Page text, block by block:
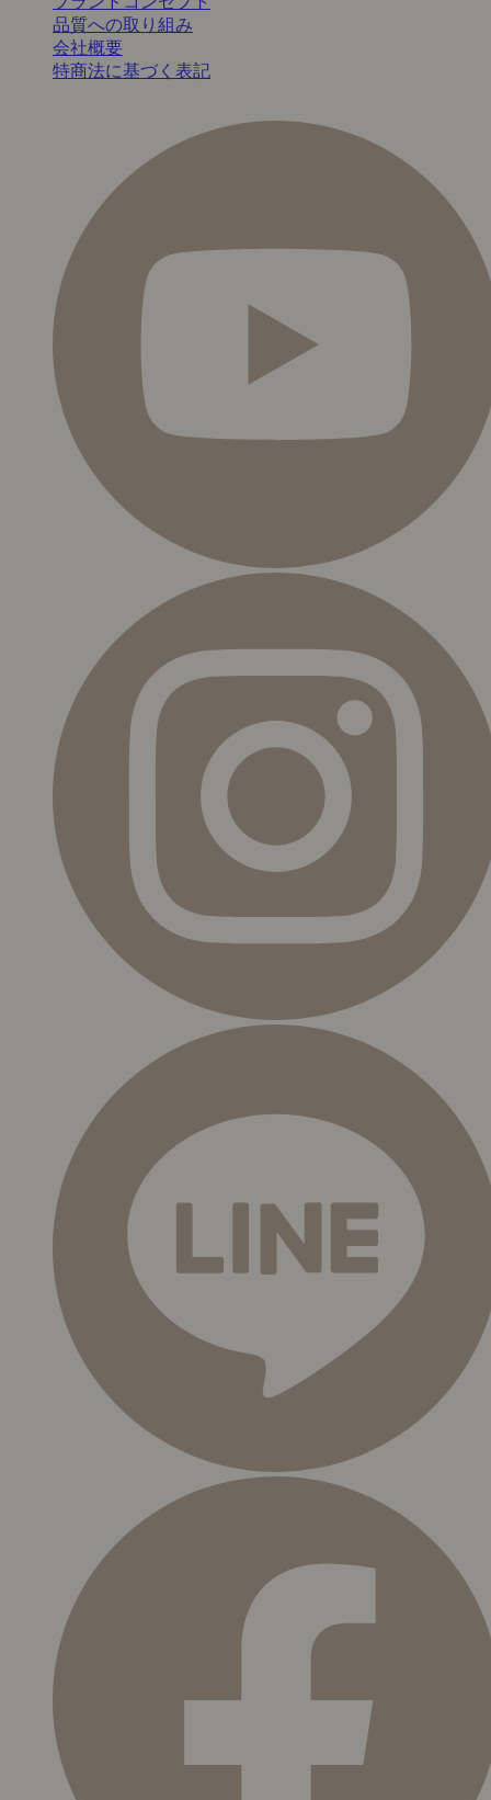
品質への取り組み
会社概要
特商法に基づく表記